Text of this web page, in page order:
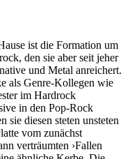
ist die Formation um
den sie aber seit jeher
und Metal anreichert.
als Genre-Kollegen wie
im Hardrock
in den Pop-Rock
sie diesen steten unsteten
vom zunächst
verträumten ›Fallen